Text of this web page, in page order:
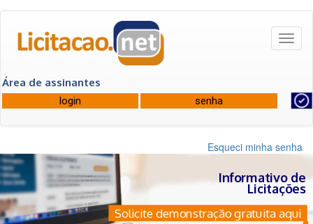
Área de assinantes
Esqueci minha senha
Informativo de
Licitações
Solicite demonstração gratuita aqui